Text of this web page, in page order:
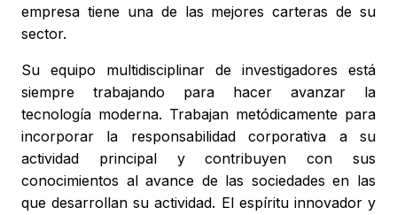
empresa tiene una de las mejores carteras de su
sector.
Su equipo multidisciplinar de investigadores está
siempre trabajando para hacer avanzar la
tecnología moderna. Trabajan metódicamente para
incorporar la responsabilidad corporativa a su
actividad principal y contribuyen con sus
conocimientos al avance de las sociedades en las
que desarrollan su actividad. El espíritu innovador y